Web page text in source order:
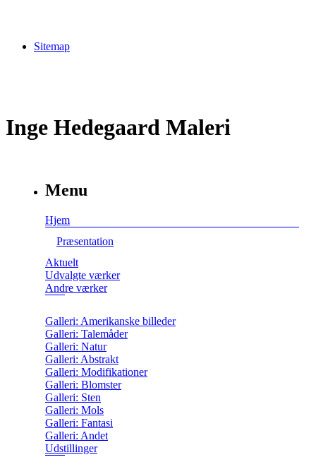
Sitemap
Inge Hedegaard Maleri
Menu
Hjem
Præsentation
Aktuelt
Udvalgte værker
Andre værker
Galleri: Amerikanske billeder
Galleri: Talemåder
Galleri: Natur
Galleri: Abstrakt
Galleri: Modifikationer
Galleri: Blomster
Galleri: Sten
Galleri: Mols
Galleri: Fantasi
Galleri: Andet
Udstillinger